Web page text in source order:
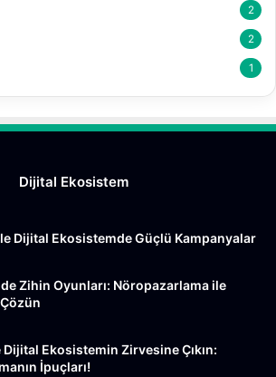
2
2
1
Dijital Ekosistem
Dijital Ekosistemde Güçlü Kampanyalar
Zihin Oyunları: Nöropazarlama ile
Ekosistemin Zirvesine Çıkın:
İpuçları!